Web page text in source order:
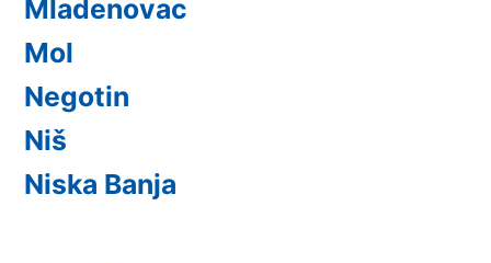
Mladenovac
Mol
Negotin
Niš
Niska Banja